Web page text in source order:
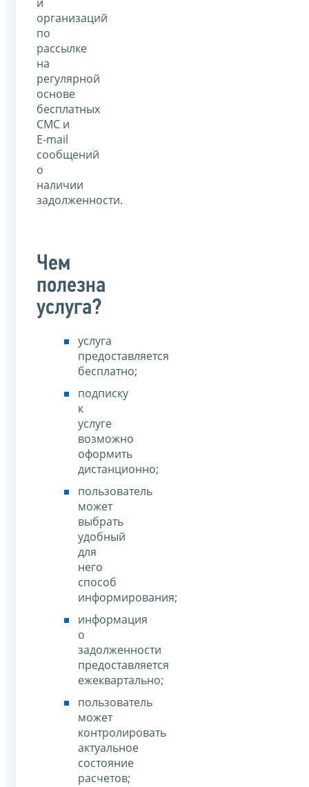
организаций
по
рассылке
на
регулярной
основе
бесплатных
СМС и
E-mail
сообщений
о
наличии
задолженности.
Чем
полезна
услуга?
услуга
предоставляется
бесплатно;
подписку
к
услуге
возможно
оформить
дистанционно;
пользователь
может
выбрать
удобный
для
него
способ
информирования;
информация
о
задолженности
предоставляется
ежеквартально;
пользователь
может
контролировать
актуальное
состояние
расчетов;